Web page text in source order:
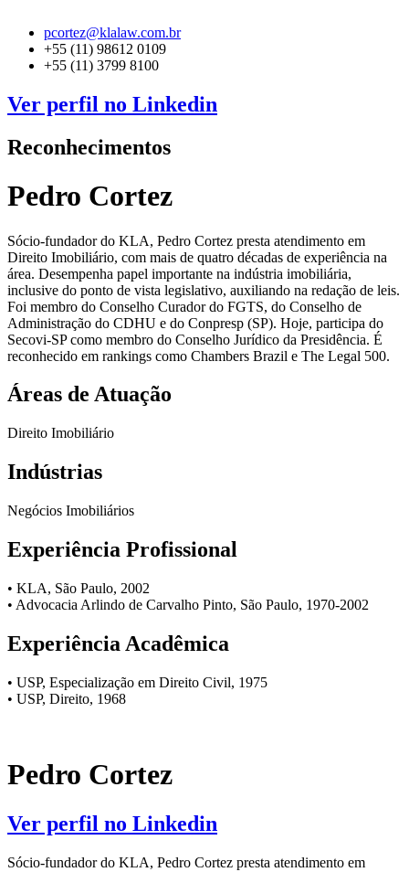
pcortez@klalaw.com.br
+55 (11) 98612 0109
+55 (11) 3799 8100
Ver perfil no Linkedin
Reconhecimentos
Pedro Cortez
Sócio-fundador do KLA, Pedro Cortez presta atendimento em
Direito Imobiliário, com mais de quatro décadas de experiência na
área. Desempenha papel importante na indústria imobiliária,
inclusive do ponto de vista legislativo, auxiliando na redação de leis.
Foi membro do Conselho Curador do FGTS, do Conselho de
Administração do CDHU e do Conpresp (SP). Hoje, participa do
Secovi-SP como membro do Conselho Jurídico da Presidência. É
reconhecido em rankings como Chambers Brazil e The Legal 500.
Áreas de Atuação
Direito Imobiliário
Indústrias
Negócios Imobiliários
Experiência Profissional
• KLA, São Paulo, 2002
• Advocacia Arlindo de Carvalho Pinto, São Paulo, 1970-2002
Experiência Acadêmica
• USP, Especialização em Direito Civil, 1975
• USP, Direito, 1968
Pedro Cortez
Ver perfil no Linkedin
Sócio-fundador do KLA, Pedro Cortez presta atendimento em